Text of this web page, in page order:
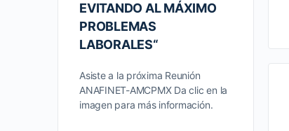
EVITANDO AL MÁXIMO
PROBLEMAS
LABORALES“
Asiste a la próxima Reunión
ANAFINET-AMCPMX Da clic en la
imagen para más información.